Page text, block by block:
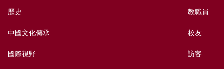
歷史
中國文化傳承
國際視野
教職員
校友
訪客